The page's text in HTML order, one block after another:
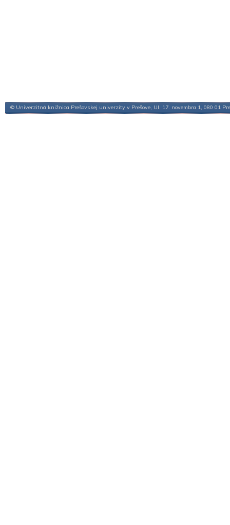
© Univerzitná knižnica Prešovskej univerzity v Prešove, Ul. 17. novembra 1, 080 01